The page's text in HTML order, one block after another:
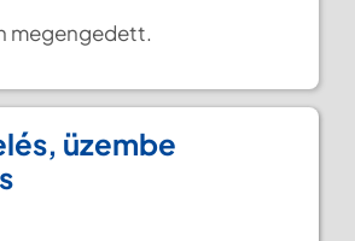
megengedett.
üzembe